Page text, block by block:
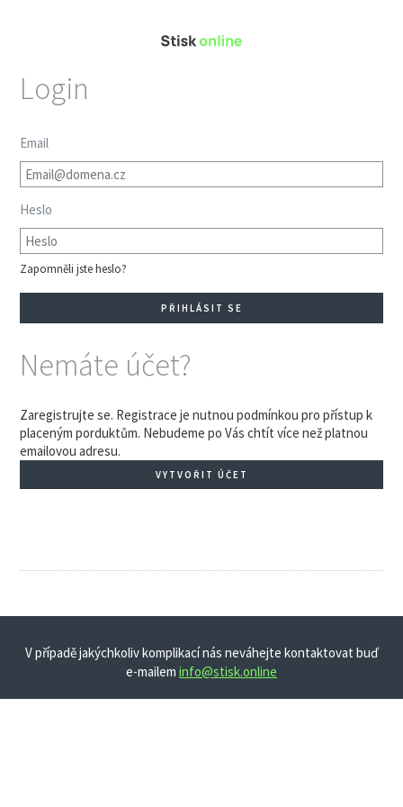
Login
Email
Heslo
Zapomněli jste heslo?
Nemáte účet?
Zaregistrujte se. Registrace je nutnou podmínkou pro přístup k
placeným porduktům. Nebudeme po Vás chtít více než platnou
emailovou adresu.
VYTVOŘIT ÚČET
V případě jakýchkoliv komplikací nás neváhejte kontaktovat buď
e-mailem info@stisk.online